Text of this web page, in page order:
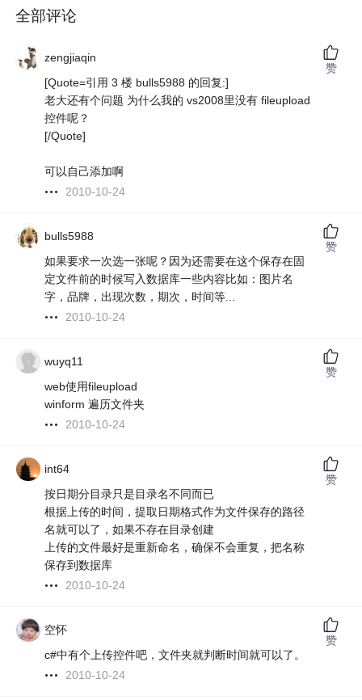
全部评论
zengjiaqin
[Quote=引用 3 楼 bulls5988 的回复:]
老大还有个问题 为什么我的 vs2008里没有 fileupload
控件呢？
[/Quote]
可以自己添加啊
2010-10-24
赞
bulls5988
如果要求一次选一张呢？因为还需要在这个保存在固
定文件前的时候写入数据库一些内容比如：图片名
字，品牌，出现次数，期次，时间等...
2010-10-24
赞
wuyq11
web使用fileupload
winform 遍历文件夹
2010-10-24
赞
int64
按日期分目录只是目录名不同而已
根据上传的时间，提取日期格式作为文件保存的路径
名就可以了，如果不存在目录创建
上传的文件最好是重新命名，确保不会重复，把名称
保存到数据库
2010-10-24
赞
空怀
c#中有个上传控件吧，文件夹就判断时间就可以了。
2010-10-24
赞